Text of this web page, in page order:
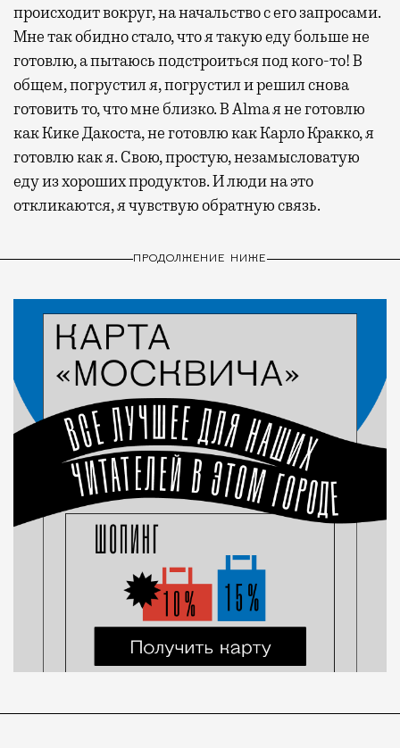
происходит вокруг, на начальство с его запросами.
Мне так обидно стало, что я такую еду больше не
готовлю, а пытаюсь подстроиться под кого-то! В
общем, погрустил я, погрустил и решил снова
готовить то, что мне близко. В Alma я не готовлю
как Кике Дакоста, не готовлю как Карло Кракко, я
готовлю как я. Свою, простую, незамысловатую
еду из хороших продуктов. И люди на это
откликаются, я чувствую обратную связь.
ПРОДОЛЖЕНИЕ НИЖЕ